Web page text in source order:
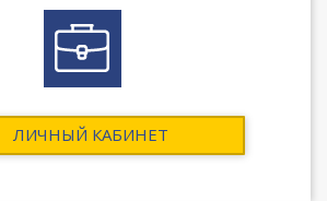
ЛИЧНЫЙ КАБИНЕТ